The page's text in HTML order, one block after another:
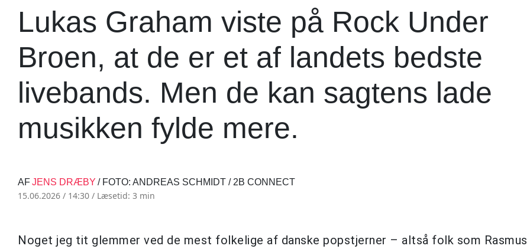
Lukas Graham viste på Rock Under
Broen, at de er et af landets bedste
livebands. Men de kan sagtens lade
musikken fylde mere.
AFJENS DRÆBY / FOTO: ANDREAS SCHMIDT / 2B CONNECT
15.06.2026 / 14:30 / Læsetid: 3 min
Noget jeg tit glemmer ved de mest folkelige af danske popstjerner – altså folk som Rasmus